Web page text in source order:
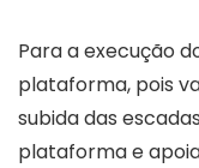
Para a execução
plataforma, pois
subida das
plataforma e